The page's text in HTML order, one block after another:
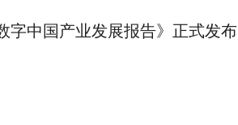
字中国产业发展报告》正式发布